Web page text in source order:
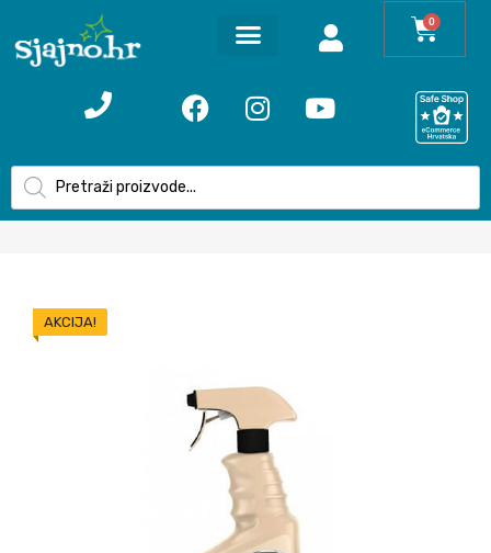
0
AKCIJA!